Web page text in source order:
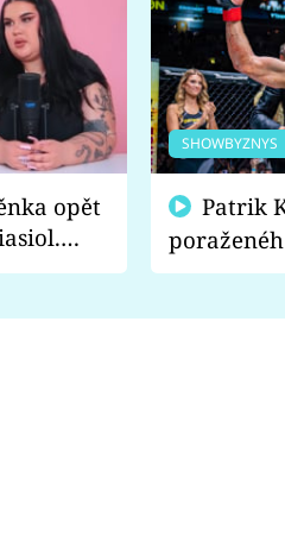
opět
a
SHOWBYZNYS
fanoušci